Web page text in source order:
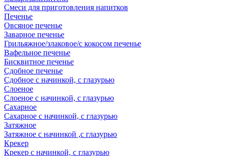
Смеси для приготовления напитков
Печенье
Овсяное печенье
Заварное печенье
Грильяжное/злаковое/с кокосом печенье
Вафельное печенье
Бисквитное печенье
Сдобное печенье
Сдобное с начинкой, с глазурью
Слоеное
Слоеное с начинкой, с глазурью
Сахарное
Сахарное с начинкой, с глазурью
Затяжное
Затяжное с начинкой ,с глазурью
Крекер
Крекер с начинкой, с глазурью